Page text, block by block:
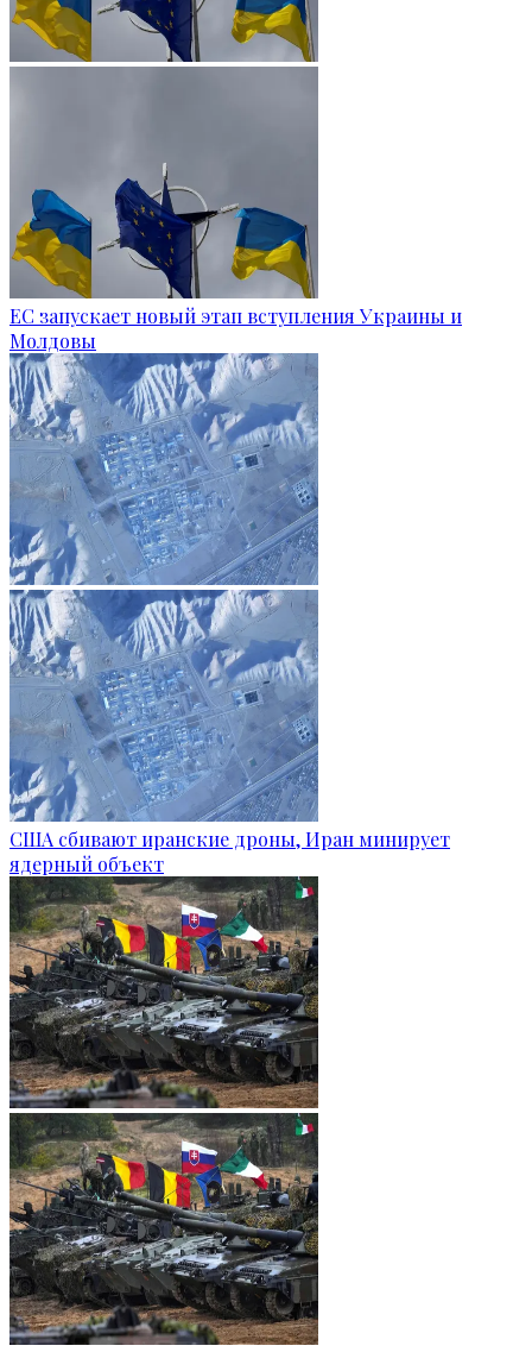
ЕС запускает новый этап вступления Украины и
Молдовы
США сбивают иранские дроны, Иран минирует
ядерный объект